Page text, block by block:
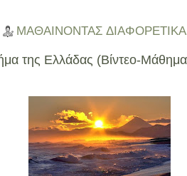
ΜΑΘΑΙΝΟΝΤΑΣ ΔΙΑΦΟΡΕΤΙΚΑ
της Ελλάδας (Βίντεο-